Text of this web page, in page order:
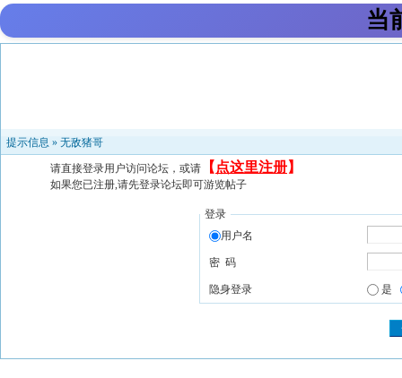
当
提示信息 » 无敌猪哥
请直接登录用户访问论坛，或请 【 点这里注册】
如果您已注册,请先登录论坛即可游览帖子
登录
用户名
密 码
隐身登录 是